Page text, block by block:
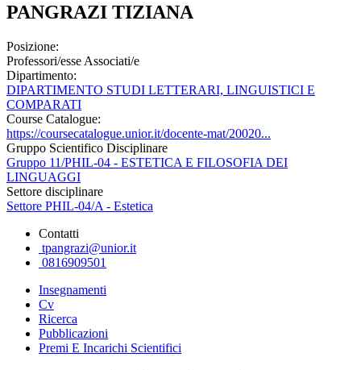
PANGRAZI TIZIANA
Posizione:
Professori/esse Associati/e
Dipartimento:
DIPARTIMENTO STUDI LETTERARI, LINGUISTICI E
COMPARATI
Course Catalogue:
https://coursecatalogue.unior.it/docente-mat/20020...
Gruppo Scientifico Disciplinare
Gruppo 11/PHIL-04 - ESTETICA E FILOSOFIA DEI
LINGUAGGI
Settore disciplinare
Settore PHIL-04/A - Estetica
Contatti
tpangrazi@unior.it
0816909501
Insegnamenti
Cv
Ricerca
Pubblicazioni
Premi E Incarichi Scientifici